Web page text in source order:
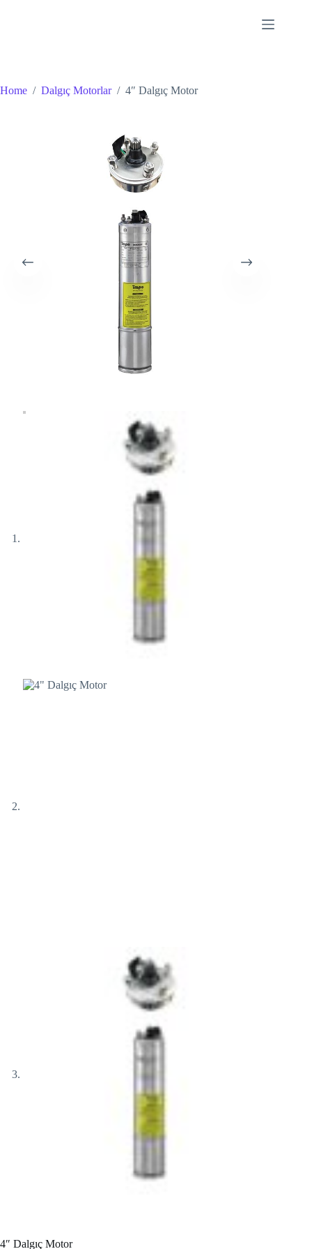
Home / Dalgıç Motorlar / 4″ Dalgıç Motor
4″ Dalgıç Motor